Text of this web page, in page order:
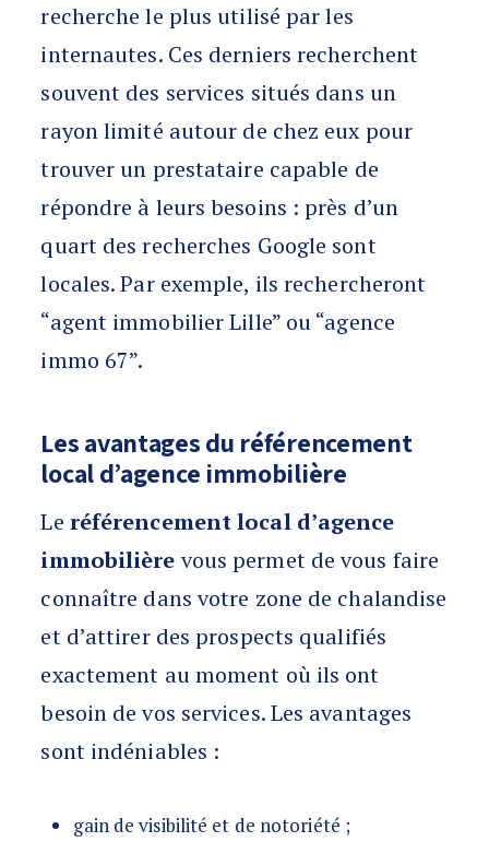
recherche le plus utilisé par les
internautes. Ces derniers recherchent
souvent des services situés dans un
rayon limité autour de chez eux pour
trouver un prestataire capable de
répondre à leurs besoins : près d’un
quart des recherches Google sont
locales. Par exemple, ils rechercheront
“agent immobilier Lille” ou “agence
immo 67”.
Les avantages du référencement
local d’agence immobilière
Le référencement local d’agence
immobilièrevous permet de vous faire
connaître dans votre zone de chalandise
et d’attirer des prospects qualifiés
exactement au moment où ils ont
besoin de vos services. Les avantages
sont indéniables :
gain de visibilité et de notoriété ;